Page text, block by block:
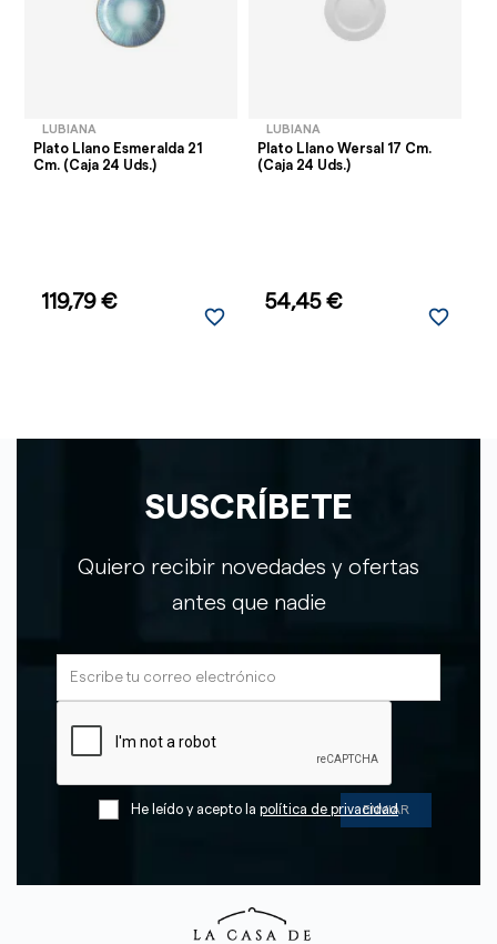
LUBIANA
Plato Llano Esmeralda 21
Cm. (Caja 24 Uds.)
119,79 €
favorite_border
LUBIANA
Plato Llano Wersal 17 Cm.
(Caja 24 Uds.)
54,45 €
favorite_border
SUSCRÍBETE
Quiero recibir novedades y ofertas
antes que nadie
He leído y acepto la política de privacidad